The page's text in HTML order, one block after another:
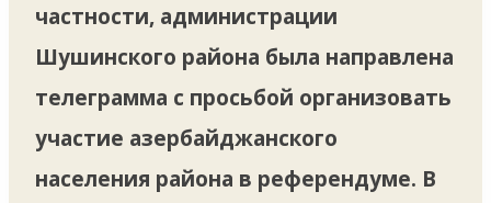
частности, администрации
Шушинского района была направлена
телеграмма с просьбой организовать
участие азербайджанского
населения района в референдуме. В